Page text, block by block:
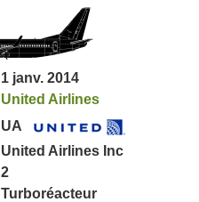
1 janv. 2014
United Airlines
UA
United Airlines Inc
2
Turboréacteur